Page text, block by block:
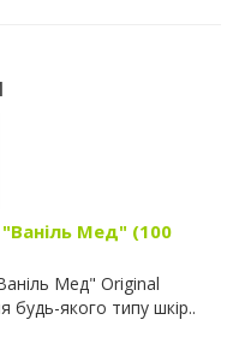
Мед" (100
Мед" Original
будь-якого типу шкір..